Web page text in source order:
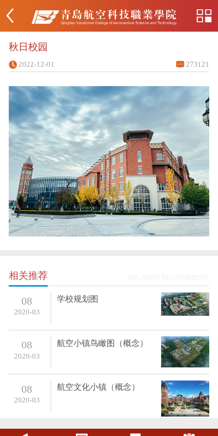
秋日校园
2022-12-01 273121
相关推荐
08
2020-03
学校规划图
08
2020-03
航空小镇鸟瞰图（概念）
08
2020-03
航空文化小镇（概念）